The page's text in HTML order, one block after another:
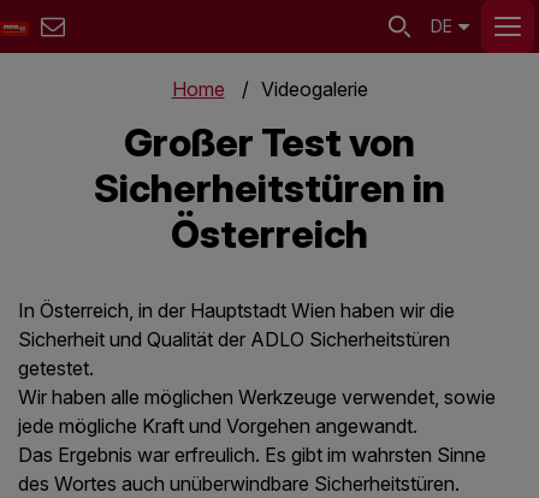
DE
Home Videogalerie
Großer Test von
Sicherheitstüren in
Österreich
In Österreich, in der Hauptstadt Wien haben wir die
Sicherheit und Qualität der ADLO Sicherheitstüren
getestet.
Wir haben alle möglichen Werkzeuge verwendet, sowie
jede mögliche Kraft und Vorgehen angewandt.
Das Ergebnis war erfreulich. Es gibt im wahrsten Sinne
des Wortes auch unüberwindbare Sicherheitstüren.